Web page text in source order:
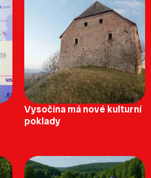
Vysočina má nové kulturní
poklady